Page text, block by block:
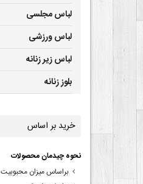
لباس مجلسی
لباس ورزشی
لباس زیر زنانه
بلوز زنانه
خرید بر اساس
نحوه چیدمان محصولات
براساس میزان محبوبیت